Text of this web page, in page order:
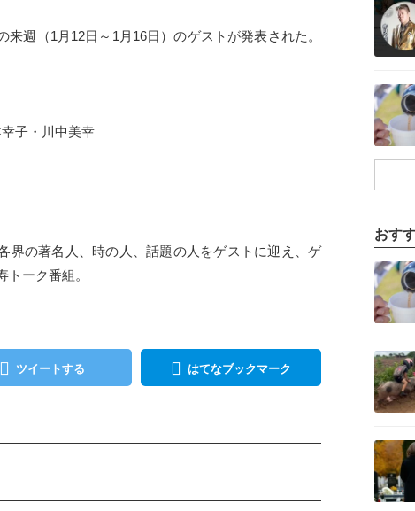
週（1月12日～1月16日）のゲストが発表された。
子・川中美幸
界の著名人、時の人、話題の人をゲストに迎え、ゲ
ーク番組。
ツイートする はてなブックマーク
おす
記事を読む
記事を読む